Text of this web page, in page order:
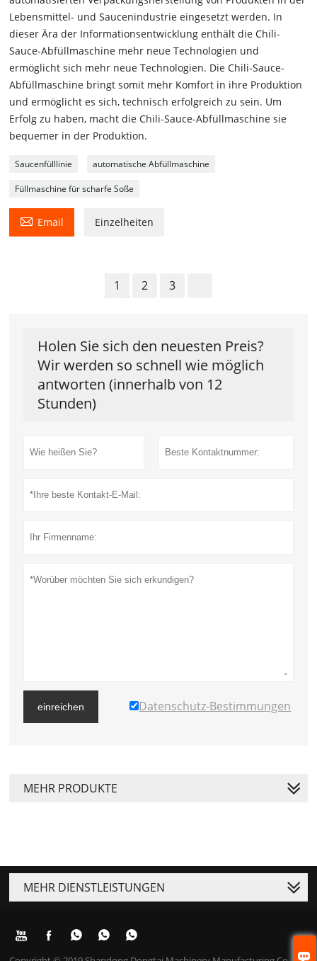

Lebensmittel- und Saucenindustrie eingesetzt werden. In
dieser Ära der Informationsentwicklung enthält die Chili-
Sauce-Abfüllmaschine mehr neue Technologien und
ermöglicht sich mehr neue Technologien. Die Chili-Sauce-
Abfüllmaschine bringt somit mehr Komfort in ihre Produktion
und ermöglicht es sich, technisch erfolgreich zu sein. Um
Erfolg zu haben, macht die Chili-Sauce-Abfüllmaschine sie
bequemer in der Produktion.
Saucenfülllinie automatische Abfüllmaschine
Füllmaschine für scharfe Soße
 Email Einzelheiten
1 2 3
Holen Sie sich den neuesten Preis?
Wir werden so schnell wie möglich
antworten (innerhalb von 12
Stunden)
einreichen Datenschutz-Bestimmungen
MEHR PRODUKTE
MEHR DIENSTLEISTUNGEN
    